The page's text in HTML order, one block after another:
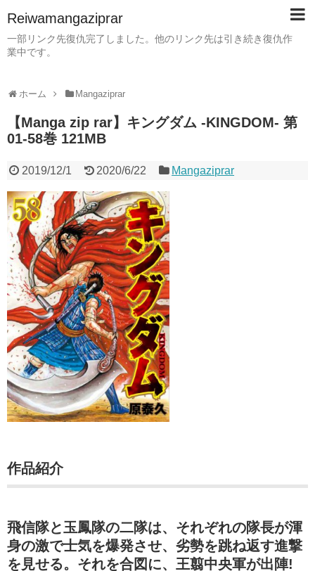
Reiwamangaziprar
一部リンク先復仇完了しました。他のリンク先は引き続き復仇作
業中です。
ホーム Mangaziprar
【Manga zip rar】キングダム -KINGDOM- 第
01-58巻 121MB
2019/12/1 2020/6/22 Mangaziprar
作品紹介
飛信隊と玉鳳隊の二隊は、それぞれの隊長が渾
身の激で士気を爆発させ、劣勢を跳ね返す進撃
を見せる。それを合図に、王翦中央軍が出陣!